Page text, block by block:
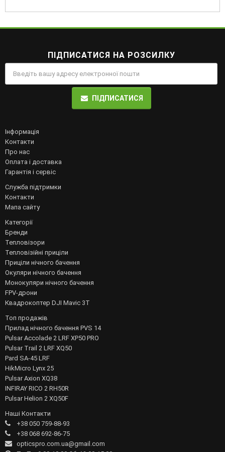
ПІДПИСАТИСЯ НА РОЗСИЛКУ
ПІДПИСАТИСЯ
Інформація
Контакти
Про нас
Оплата і доставка
Гарантія і сервіс
Служба підтримки
Контакти
Мапа сайту
Категорії
Бренди
Тепловізори
Тепловізійні приціли
Приціли нічного бачення
Окуляри нічного бачення
Монокуляри нічного бачення
FPV-дрони
Квадрокоптер DJI Mavic 3T
Топ продажів
Прилад нічного бачення PVS 14
Pulsar Accolade 2 LRF XP50 PRO
Pulsar Trail 2 LRF XQ50
Pard SA-45 LRF
HikMicro Lynx 25
Pulsar Axion XQ38
INFIRAY RICO 2 RH50R
Pulsar Helion 2 XQ50F
Наші Контакти
+38 050 759-88-93
+38 068 692-86-75
opticspro.com.ua@gmail.com